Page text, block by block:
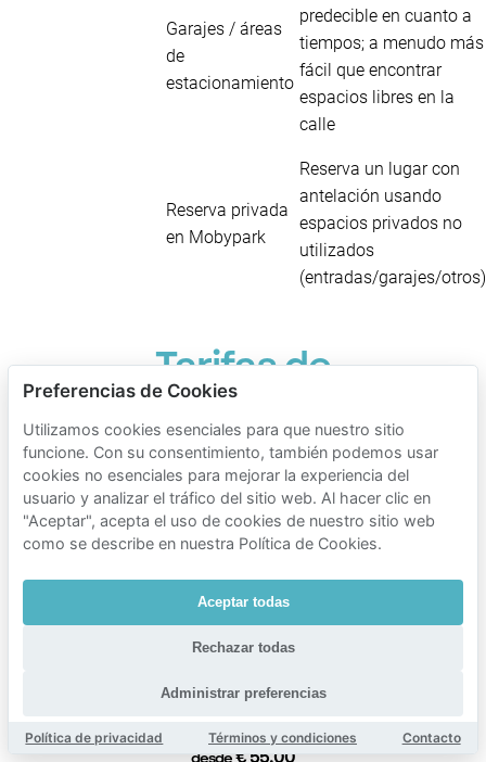
Garajes / áreas
de
estacionamiento
predecible en cuanto a
tiempos; a menudo más
fácil que encontrar
espacios libres en la
calle
Reserva privada
en Mobypark
Reserva un lugar con
antelación usando
espacios privados no
utilizados
(entradas/garajes/otros)
Tarifas de
aparcamiento
de Mobypark
cerca de
Zijlweg-Oost
Tiempo de aparcamiento
1 hora de aparcamiento
desde€ 1.75
desde€ 12.32
Preferencias de Cookies
Utilizamos cookies esenciales para que nuestro sitio
funcione. Con su consentimiento, también podemos usar
cookies no esenciales para mejorar la experiencia del
usuario y analizar el tráfico del sitio web. Al hacer clic en
"Aceptar", acepta el uso de cookies de nuestro sitio web
como se describe en nuestra Política de Cookies.
Aceptar todas
Rechazar todas
Administrar preferencias
Política de privacidad Términos y condiciones Contacto